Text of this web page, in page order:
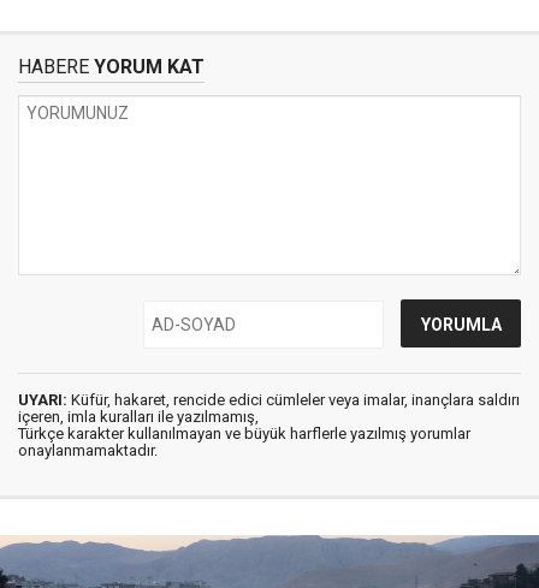
HABERE YORUM KAT
UYARI: Küfür, hakaret, rencide edici cümleler veya imalar, inançlara saldırı
içeren, imla kuralları ile yazılmamış,
Türkçe karakter kullanılmayan ve büyük harflerle yazılmış yorumlar
onaylanmamaktadır.